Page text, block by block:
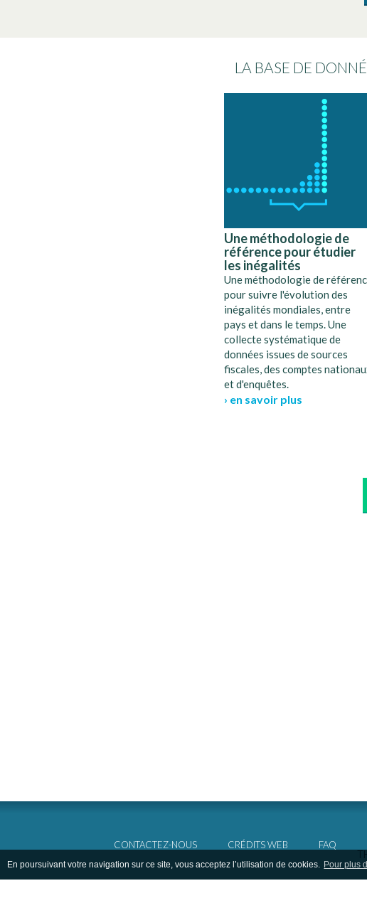
En poursuivant votre navigation sur ce site, vous acceptez l’utilisation de cookies. Pour plus
LA BASE DE
Une méthodologie de
référence pour étudier
les inégalités
Une méthodologie de
pour suivre l'évolution des
inégalités mondiales, entre
pays et dans le temps. Une
collecte systématique de
données issues de sources
fiscales, des comptes
et d'enquêtes.
› en savoir plus
CONTACTEZ-NOUS CRÉDITS WEB FAQ